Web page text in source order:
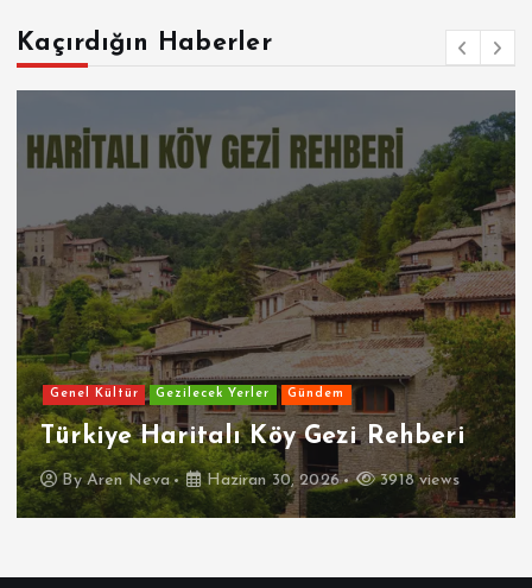
Kaçırdığın Haberler
Genel Kültür Gezilecek Yerler Gündem
Türkiye Haritalı Köy Gezi Rehberi
ByAren Neva Haziran 30, 2026 3918 views